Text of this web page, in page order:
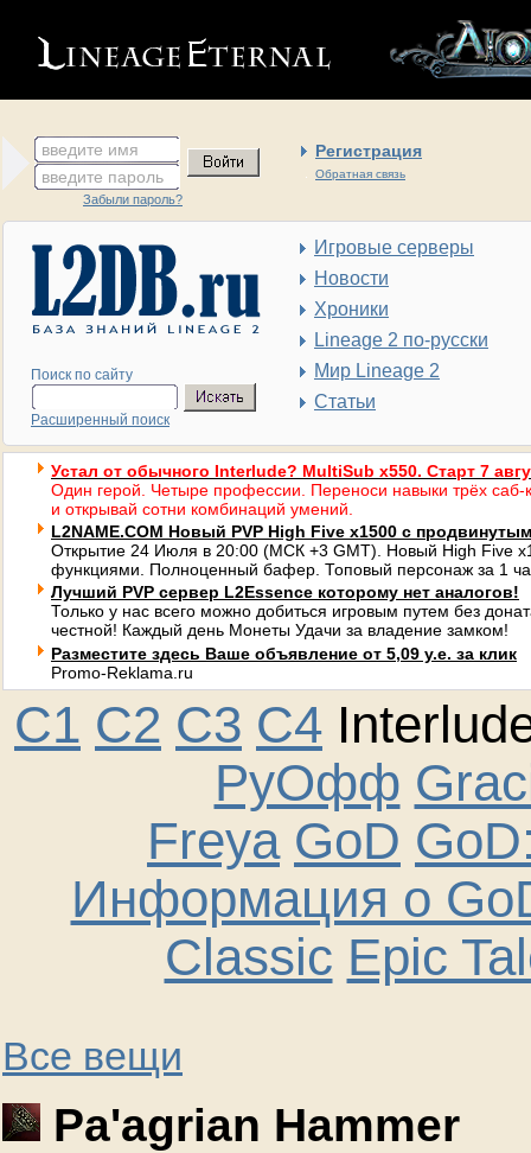
введите имя Регистрация
Обратная связь
введите пароль
Забыли пароль?
Поиск по сайту
Расширенный поиск
Игровые серверы
Новости
Хроники
Lineage 2 по-русски
Мир Lineage 2
Статьи
Устал от обычного Interlude? MultiSub x550. Старт 7
Один герой. Четыре профессии. Переноси навыки трёх саб-
и открывай сотни комбинаций умений.
L2NAME.COM Новый PVP High Five x1500 с
Открытие 24 Июля в 20:00 (МСК +3 GMT). Новый High Five
функциями. Полноценный бафер. Топовый персонаж за 1
Лучший PVP сервер L2Essence которому нет аналогов!
Только у нас всего можно добиться игровым путем без
честной! Каждый день Монеты Удачи за владение замком!
Разместите здесь Ваше объявление от 5,09 у.е. за клик
Promo-Reklama.ru
C1 C2 C3 C4
РуОфф
Freya GoD
Информация о
Classic Epic
Все вещи
Pa'agrian Hammer